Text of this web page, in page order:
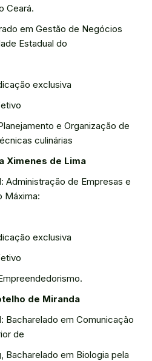
Ceará.
em Gestão de Negócios
Estadual do
exclusiva
e Organização de
culinárias
Ximenes de Lima
Administração de Empresas e
Máxima:
exclusiva
de Miranda
Bacharelado em Comunicação
de
Bacharelado em Biologia pela